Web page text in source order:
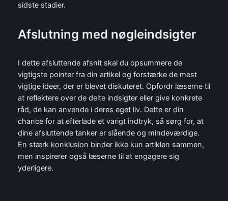
sidste stadier.
Afslutning med nøgleindsigter
I dette afsluttende afsnit skal du opsummere de
vigtigste pointer fra din artikel og forstærke de mest
vigtige ideer, der er blevet diskuteret. Opfordr læserne til
at reflektere over de delte indsigter eller give konkrete
råd, de kan anvende i deres eget liv. Dette er din
chance for at efterlade et varigt indtryk, så sørg for, at
dine afsluttende tanker er slående og mindeværdige.
En stærk konklusion binder ikke kun artiklen sammen,
men inspirerer også læserne til at engagere sig
yderligere.